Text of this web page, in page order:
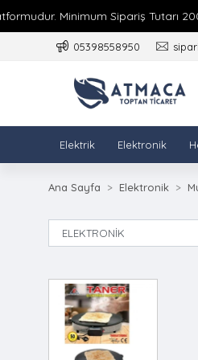
Minimum Sipariş Tutarı
05398558950
Elektrik Elektronik
Ana Sayfa Elektronik